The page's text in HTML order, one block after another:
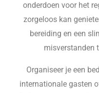
onderdoen voor het
zorgeloos kan
bereiding en een
misverstanden
Organiseer je een
internationale gasten